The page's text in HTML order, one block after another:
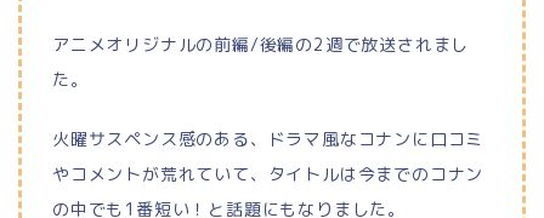
アニメオリジナルの前編/後編の2週で放送されまし
た。
火曜サスペンス感のある、ドラマ風なコナンに口コミ
やコメントが荒れていて、タイトルは今までのコナン
の中でも1番短い！と話題にもなりました。